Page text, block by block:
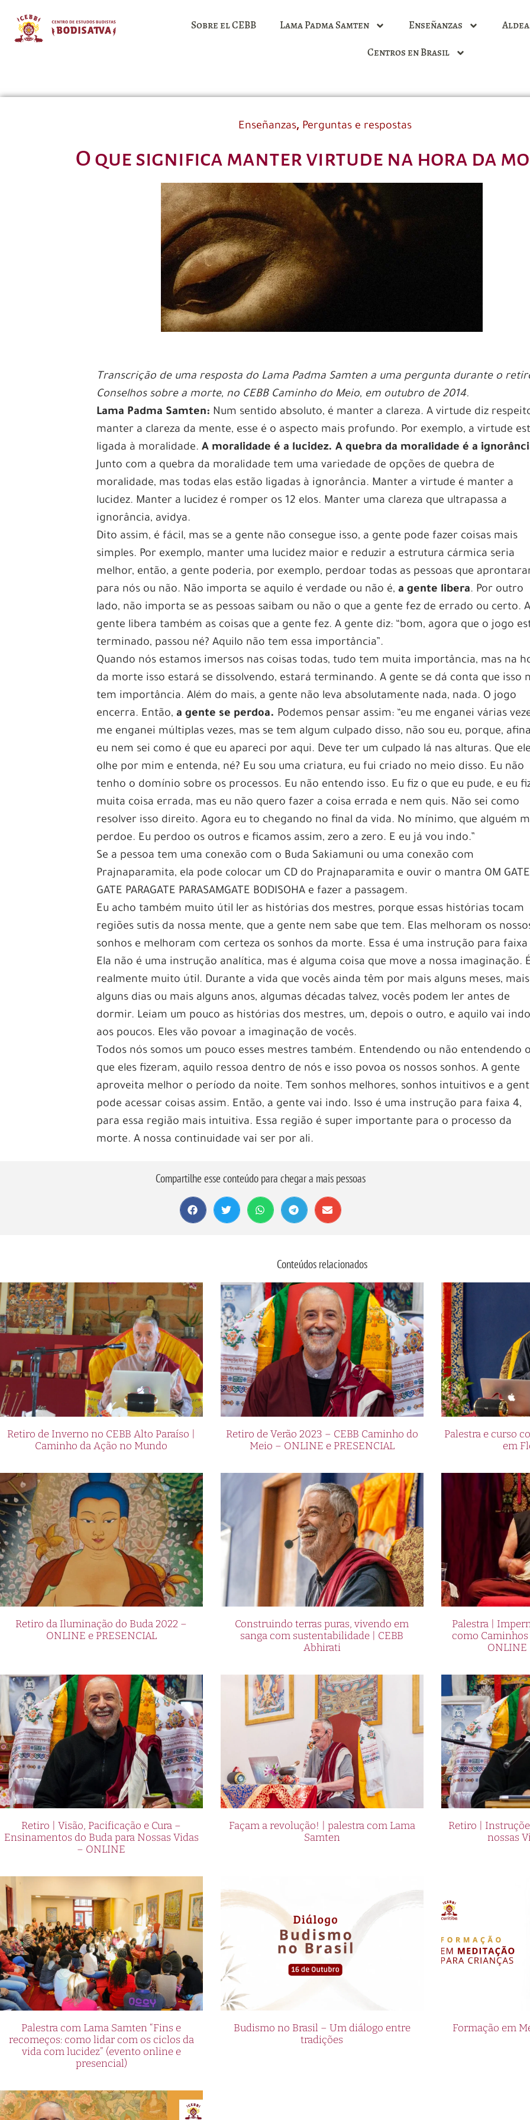
Sobre el CEBB Lama Padma Samten Enseñanzas
Centros en Brasil
Enseñanzas, Perguntas e respostas
O que significa manter virtude na hora da
Transcrição de uma resposta do Lama Padma Samten a uma pergunta durante o
Conselhos sobre a morte, no CEBB Caminho do Meio, em outubro de 2014.
Lama Padma Samten: Num sentido absoluto, é manter a clareza. A virtude diz
manter a clareza da mente, esse é o aspecto mais profundo. Por exemplo, a virtude
ligada à moralidade.A moralidade é a lucidez. A quebra da moralidade é a
Junto com a quebra da moralidade tem uma variedade de opções de quebra de
moralidade, mas todas elas estão ligadas à ignorância. Manter a virtude é manter a
lucidez. Manter a lucidez é romper os 12 elos. Manter uma clareza que ultrapassa a
ignorância, avidya.
Dito assim, é fácil, mas se a gente não consegue isso, a gente pode fazer coisas mais
simples. Por exemplo, manter uma lucidez maior e reduzir a estrutura cármica seria
melhor, então, a gente poderia, por exemplo, perdoar todas as pessoas que
para nós ou não. Não importa se aquilo é verdade ou não é,a gente libera. Por outro
lado, não importa se as pessoas saibam ou não o que a gente fez de errado ou certo.
gente libera também as coisas que a gente fez. A gente diz: “bom, agora que o jogo
terminado, passou né? Aquilo não tem essa importância”.
Quando nós estamos imersos nas coisas todas, tudo tem muita importância, mas na
da morte isso estará se dissolvendo, estará terminando. A gente se dá conta que isso
tem importância. Além do mais, a gente não leva absolutamente nada, nada. O jogo
encerra. Então,a gente se perdoa. Podemos pensar assim: “eu me enganei várias
me enganei múltiplas vezes, mas se tem algum culpado disso, não sou eu, porque,
eu nem sei como é que eu apareci por aqui. Deve ter um culpado lá nas alturas. Que
olhe por mim e entenda, né? Eu sou uma criatura, eu fui criado no meio disso. Eu não
tenho o domínio sobre os processos. Eu não entendo isso. Eu fiz o que eu pude, e eu
muita coisa errada, mas eu não quero fazer a coisa errada e nem quis. Não sei como
resolver isso direito. Agora eu to chegando no final da vida. No mínimo, que alguém
perdoe. Eu perdoo os outros e ficamos assim, zero a zero. E eu já vou indo.”
Se a pessoa tem uma conexão com o Buda Sakiamuni ou uma conexão com
Prajnaparamita, ela pode colocar um CD do Prajnaparamita e ouvir o mantra OM GATE
GATE PARAGATE PARASAMGATE BODISOHA e fazer a passagem.
Eu acho também muito útil ler as histórias dos mestres, porque essas histórias tocam
regiões sutis da nossa mente, que a gente nem sabe que tem. Elas melhoram os
sonhos e melhoram com certeza os sonhos da morte. Essa é uma instrução para faixa
Ela não é uma instrução analítica, mas é alguma coisa que move a nossa imaginação.
realmente muito útil. Durante a vida que vocês ainda têm por mais alguns meses, mais
alguns dias ou mais alguns anos, algumas décadas talvez, vocês podem ler antes de
dormir. Leiam um pouco as histórias dos mestres, um, depois o outro, e aquilo vai
aos poucos. Eles vão povoar a imaginação de vocês.
Todos nós somos um pouco esses mestres também. Entendendo ou não entendendo
que eles fizeram, aquilo ressoa dentro de nós e isso povoa os nossos sonhos. A gente
aproveita melhor o período da noite. Tem sonhos melhores, sonhos intuitivos e a
pode acessar coisas assim. Então, a gente vai indo. Isso é uma instrução para faixa 4,
para essa região mais intuitiva. Essa região é super importante para o processo da
morte. A nossa continuidade vai ser por ali.
Compartilhe esse conteúdo para chegar a mais pessoas
Conteúdos relacionados
Retiro de Inverno no CEBB Alto Paraíso |
Caminho da Ação no Mundo
Retiro de Verão 2023 – CEBB Caminho do
Meio – ONLINE e PRESENCIAL
Palestra e curso
em
Retiro da Iluminação do Buda 2022 –
ONLINE e PRESENCIAL
Construindo terras puras, vivendo em
sanga com sustentabilidade | CEBB
Abhirati
Palestra |
como
ONLINE
Retiro | Visão, Pacificação e Cura –
Ensinamentos do Buda para Nossas Vidas
– ONLINE
Façam a revolução! | palestra com Lama
Samten
Retiro |
nossas
Palestra com Lama Samten “Fins e
recomeços: como lidar com os ciclos da
vida com lucidez” (evento online e
presencial)
Budismo no Brasil – Um diálogo entre
tradições
Formação em